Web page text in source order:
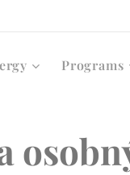
Programs